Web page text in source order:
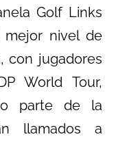
Golf Links
mejor nivel de
con jugadores
World Tour,
parte de la
llamados a